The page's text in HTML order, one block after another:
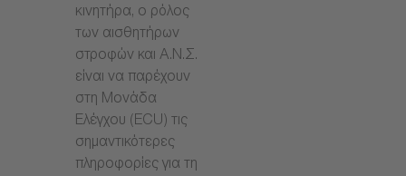
κινητήρα, ο ρόλος
των αισθητήρων
στροφών και Α.Ν.Σ.
είναι να παρέχουν
στη Μονάδα
Ελέγχου (ECU) τις
σημαντικότερες
πληροφορίες για τη